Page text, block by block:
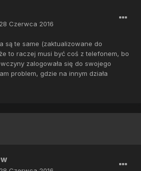
28 Czerwca 2016
są te same (zaktualizowane do
to raczej musi być coś z telefonem, bo
zalogowała się do swojego
problem, gdzie na innym działa